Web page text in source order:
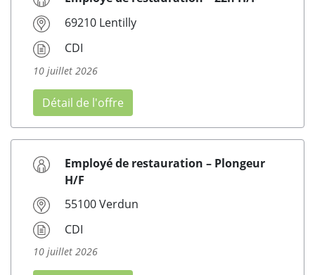
69210 Lentilly
CDI
10 juillet 2026
Détail de l'offre
Employé de restauration – Plongeur
H/F
55100 Verdun
CDI
10 juillet 2026